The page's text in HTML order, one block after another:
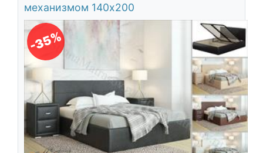
механизмом 140х200
-35%